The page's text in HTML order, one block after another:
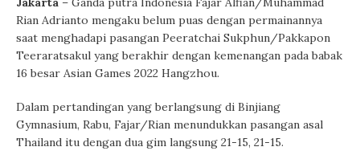
Rian Adrianto mengaku belum puas dengan permainannya
saat menghadapi pasangan Peeratchai Sukphun/Pakkapon
Teeraratsakul yang berakhir dengan kemenangan pada babak
16 besar Asian Games 2022 Hangzhou.
Dalam pertandingan yang berlangsung di Binjiang
Gymnasium, Rabu, Fajar/Rian menundukkan pasangan asal
Thailand itu dengan dua gim langsung 21-15, 21-15.